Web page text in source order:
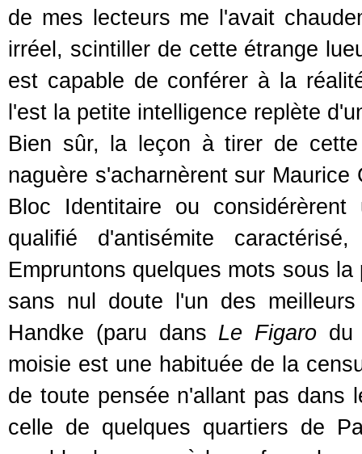
de mes lecteurs me l'avait
irréel, scintiller de cette étrange
est capable de conférer à la
l'est la petite intelligence replète
Bien sûr, la leçon à tirer de
naguère s'acharnèrent sur
Bloc Identitaire ou
qualifié d'antisémite
Empruntons quelques mots sous
sans nul doute l'un des
Handke (paru dans Le Figaro du
moisie est une habituée de la
de toute pensée n'allant pas dans
celle de quelques quartiers de